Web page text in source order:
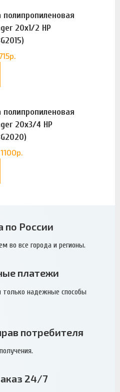
20х1/2 НР
р.
20х3/4 НР
1100р.
по России
во все города и регионы.
платежи
только надежные способы
потребителя
24/7